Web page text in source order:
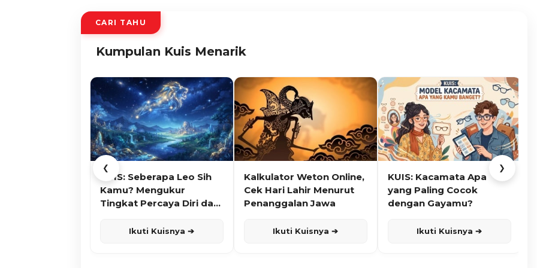
CARI TAHU
Kumpulan Kuis Menarik
❮
KUIS: Seberapa Leo Sih
Kamu? Mengukur
Tingkat Percaya Diri dan
Ikuti Kuisnya ➔
Kalkulator Weton Online,
Cek Hari Lahir Menurut
Penanggalan Jawa
Ikuti Kuisnya ➔
KUIS: Kacamata Apa
yang Paling Cocok
dengan Gayamu?
Ikuti Kuisnya ➔
❯